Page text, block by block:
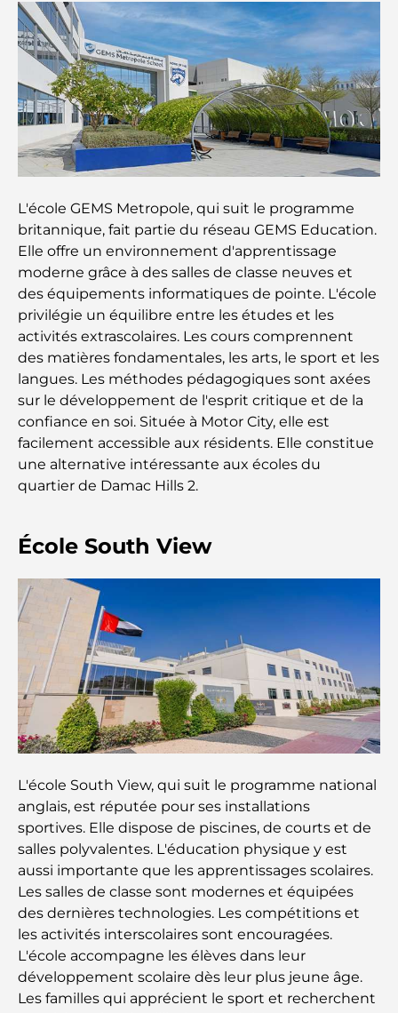
Dubai Horse Racing: Where Tradition Meets
Global Competition
Cafés à Palm Jumeirah : Guide des meilleurs cafés
et lieux de vie de l’île
Les meilleurs petits-déjeuners de Dubaï : Ma
sélection pour 2026
Comment obtenir un prêt immobilier à Dubaï : le
guide ultime
Plan directeur de Tilal Al Ghaf : une nouvelle
norme pour la vie intégrée à Dubaï
Maisons conformes au Vastu : Guide pratique pour
créer équilibre et harmonie
Les meilleures entreprises d'aménagement
paysager à Dubaï : Transformer vos espaces
extérieurs
Les meilleures entreprises de déménagement à
Palm Jebel Ali contre Palm Jumeirah : une
avisés
Découvrez Moon Island Dubai : votre guide ultime
À la découverte des sites historiques de Dubaï : un
voyage à travers le temps
Les 7 meilleurs restaurants de Dubai Creek
Les meilleures écoles de Dubai Marina : un guide
adapté aux familles
Restaurants à Dubai Hills : Les meilleures adresses
gourmandes d’un quartier en pleine expansion
Les meilleurs parcours de golf de championnat à
Dubaï
Résidences en bord de mer à Dubaï : le luxe au
L'école GEMS Metropole, qui suit le programme
britannique, fait partie du réseau GEMS Education.
Elle offre un environnement d'apprentissage
moderne grâce à des salles de classe neuves et
des équipements informatiques de pointe. L'école
privilégie un équilibre entre les études et les
activités extrascolaires. Les cours comprennent
des matières fondamentales, les arts, le sport et les
langues. Les méthodes pédagogiques sont axées
sur le développement de l'esprit critique et de la
confiance en soi. Située à Motor City, elle est
facilement accessible aux résidents. Elle constitue
une alternative intéressante aux écoles du
quartier de Damac Hills 2.
École South View
L'école South View, qui suit le programme national
anglais, est réputée pour ses installations
sportives. Elle dispose de piscines, de courts et de
salles polyvalentes. L'éducation physique y est
aussi importante que les apprentissages scolaires.
Les salles de classe sont modernes et équipées
des dernières technologies. Les compétitions et
les activités interscolaires sont encouragées.
L'école accompagne les élèves dans leur
développement scolaire dès leur plus jeune âge.
Les familles qui apprécient le sport et recherchent